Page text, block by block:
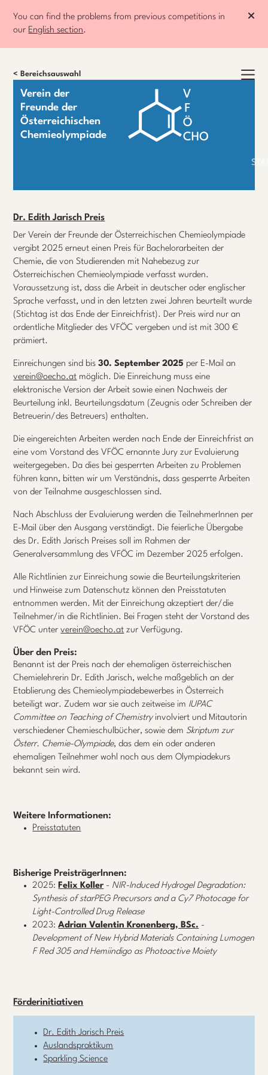
You can find the problems from previous competitions in
our English section.
< Bereichsauswahl
Verein der
Freunde der
Österreichischen
Chemieolympiade
Dr. Edith Jarisch Preis
Der Verein der Freunde der Österreichischen Chemieolympiade
vergibt 2025 erneut einen Preis für Bachelorarbeiten der
Chemie, die von Studierenden mit Nahebezug zur
Österreichischen Chemieolympiade verfasst wurden.
Voraussetzung ist, dass die Arbeit in deutscher oder englischer
Sprache verfasst, und in den letzten zwei Jahren beurteilt wurde
(Stichtag ist das Ende der Einreichfrist). Der Preis wird nur an
ordentliche Mitglieder des VFÖC vergeben und ist mit 300 €
prämiert.
Einreichungen sind bis30. September 2025 per E-Mail an
verein@oecho.at möglich. Die Einreichung muss eine
elektronische Version der Arbeit sowie einen Nachweis der
Beurteilung inkl. Beurteilungsdatum (Zeugnis oder Schreiben der
Betreuerin/des Betreuers) enthalten.
Die eingereichten Arbeiten werden nach Ende der Einreichfrist an
eine vom Vorstand des VFÖC ernannte Jury zur Evaluierung
weitergegeben. Da dies bei gesperrten Arbeiten zu Problemen
führen kann, bitten wir um Verständnis, dass gesperrte Arbeiten
von der Teilnahme ausgeschlossen sind.
Nach Abschluss der Evaluierung werden die TeilnehmerInnen per
E-Mail über den Ausgang verständigt. Die feierliche Übergabe
des Dr. Edith Jarisch Preises soll im Rahmen der
Generalversammlung des VFÖC im Dezember 2025 erfolgen.
Alle Richtlinien zur Einreichung sowie die Beurteilungskriterien
und Hinweise zum Datenschutz können den Preisstatuten
entnommen werden. Mit der Einreichung akzeptiert der/die
Teilnehmer/in die Richtlinien. Bei Fragen steht der Vorstand des
VFÖC unterverein@oecho.at zur Verfügung.
Über den Preis:
Benannt ist der Preis nach der ehemaligen österreichischen
Chemielehrerin Dr. Edith Jarisch, welche maßgeblich an der
Etablierung des Chemieolympiadebewerbes in Österreich
beteiligt war. Zudem war sie auch zeitweise im IUPAC
Committee on Teaching of Chemistryinvolviert und Mitautorin
verschiedener Chemieschulbücher, sowie dem Skriptum zur
Österr. Chemie-Olympiade, das dem ein oder anderen
ehemaligen Teilnehmer wohl noch aus dem Olympiadekurs
bekannt sein wird.
Weitere Informationen:
Preisstatuten
Bisherige PreisträgerInnen:
2025:Felix Koller- NIR-Induced Hydrogel Degradation:
Synthesis of starPEG Precursors and a Cy7 Photocage for
Light-Controlled Drug Release
2023:Adrian Valentin Kronenberg, BSc. -
Development of New Hybrid Materials Containing Lumogen
F Red 305 and Hemiindigo as Photoactive Moiety
Förderinitiativen
Dr. Edith Jarisch Preis
Auslandspraktikum
Sparkling Science